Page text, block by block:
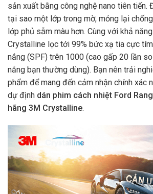
sản xuất bằng công nghệ nano tiên tiến.
tại sao một lớp trong mờ, mỏng lại
lớp phủ sẫm màu hơn. Cùng với khả
Crystalline lọc tới 99% bức xạ tia cực
nắng (SPF) trên 1000 (cao gấp 20 lần
nắng bạn thường dùng). Bạn nên trải
phẩm để mang đến cảm nhận chính xác
dự định dán phim cách nhiệt Ford
hãng 3M Crystalline.